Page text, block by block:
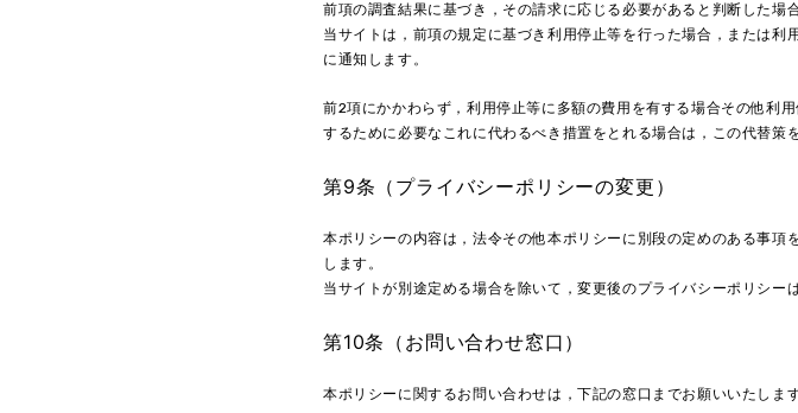
前項の調査結果に基づき，その請求に応じる必要があると判断した場
当サイトは，前項の規定に基づき利用停止等を行った場合，または
に通知します。
前2項にかかわらず，利用停止等に多額の費用を有する場合その他利
するために必要なこれに代わるべき措置をとれる場合は，この代替策
第9条（プライバシーポリシーの変更）
本ポリシーの内容は，法令その他本ポリシーに別段の定めのある事
します。
当サイトが別途定める場合を除いて，変更後のプライバシーポリシー
第10条（お問い合わせ窓口）
本ポリシーに関するお問い合わせは，下記の窓口までお願いいたします